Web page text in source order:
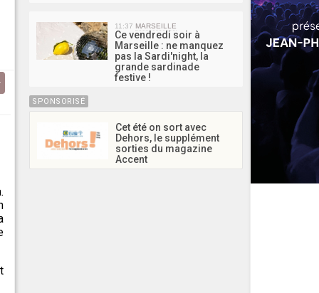
11:37 MARSEILLE
Ce vendredi soir à
Marseille : ne manquez
pas la Sardi'night, la
grande sardinade
festive !
SPONSORISÉ
Cet été on sort avec
Dehors, le supplément
sorties du magazine
Accent